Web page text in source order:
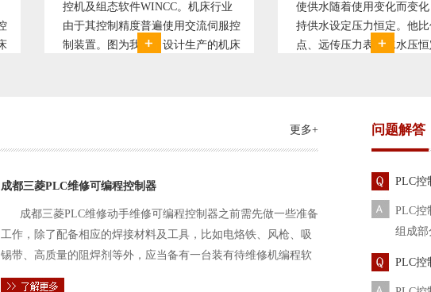
控机及组态软件WINCC。机床行业
由于其控制精度普遍使用交流伺服控
制装置。图为我公司设计生产的机床
使供水随着使用变化而变化，从而维
持供水设定压力恒定。他比传统电接
点、远传压力表供水水压恒定，因此
更多+
成都三菱PLC维修可编程控制器
成都三菱PLC维修动手维修可编程控制器之前需先做一些准备
工作，除了配备相应的焊接材料及工具，比如电烙铁、风枪、吸
锡带、高质量的阻焊剂等外，应当备有一台装有待维修机编程软
件的电路及通信电缆。这一是由于待修机常常是从工作系统中拆
问题解答
PLC控
PLC控
组成部
PLC控